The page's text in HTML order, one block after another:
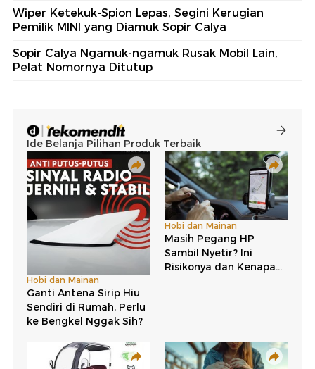
Wiper Ketekuk-Spion Lepas, Segini Kerugian
Pemilik MINI yang Diamuk Sopir Calya
Sopir Calya Ngamuk-ngamuk Rusak Mobil Lain,
Pelat Nomornya Ditutup